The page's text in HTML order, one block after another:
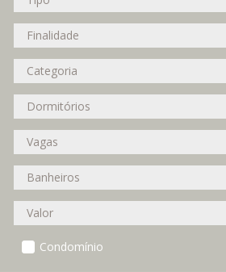
Condomínio